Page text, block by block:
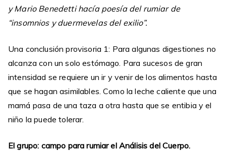
y Mario Benedetti hacía poesía del rumiar de
“insomnios y duermevelas del exilio”.
Una conclusión provisoria 1: Para algunas digestiones no
alcanza con un solo estómago. Para sucesos de gran
intensidad se requiere un ir y venir de los alimentos hasta
que se hagan asimilables. Como la leche caliente que una
mamá pasa de una taza a otra hasta que se entibia y el
niño la puede tolerar.
El grupo: campo para rumiar el Análisis del Cuerpo.